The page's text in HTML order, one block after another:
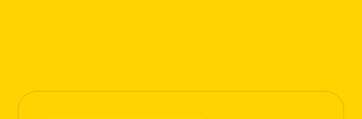
Número de IVA: LV40103841894